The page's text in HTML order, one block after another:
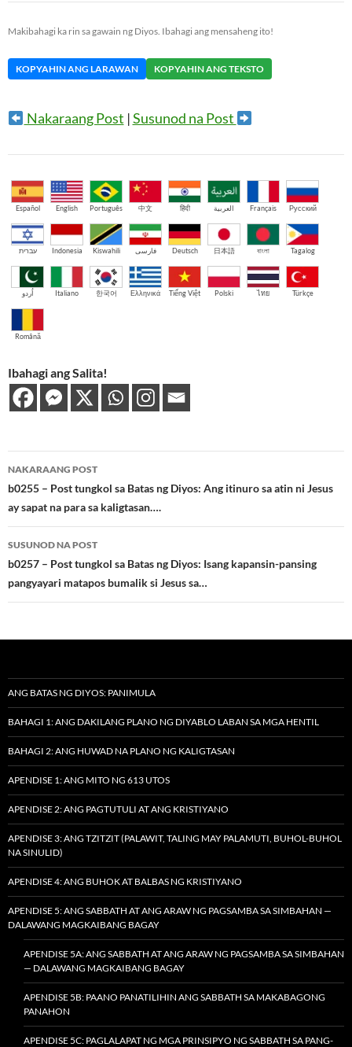
Makibahagi ka rin sa gawain ng Diyos. Ibahagi ang mensaheng ito!
KOPYAHIN ANG LARAWAN KOPYAHIN ANG TEKSTO
Nakaraang Post |Susunod na Post
Español English Português 中文 हिंदी العربية Français Русский
עברית Indonesia Kiswahili فارسی Deutsch 日本語 বাংলা Tagalog
اُردو Italiano 한국어 Ελληνικά Tiếng Việt Polski ไทย Türkçe
Română
Ibahagi ang Salita!
Post
navigation
NAKARAANG POST
b0255 – Post tungkol sa Batas ng Diyos: Ang itinuro sa atin ni Jesus
ay sapat na para sa kaligtasan….
SUSUNOD NA POST
b0257 – Post tungkol sa Batas ng Diyos: Isang kapansin-pansing
pangyayari matapos bumalik si Jesus sa…
ANG BATAS NG DIYOS: PANIMULA
BAHAGI 1: ANG DAKILANG PLANO NG DIYABLO LABAN SA MGA HENTIL
BAHAGI 2: ANG HUWAD NA PLANO NG KALIGTASAN
APENDISE 1: ANG MITO NG 613 UTOS
APENDISE 2: ANG PAGTUTULI AT ANG KRISTIYANO
APENDISE 3: ANG TZITZIT (PALAWIT, TALING MAY PALAMUTI, BUHOL-BUHOL
NA SINULID)
APENDISE 4: ANG BUHOK AT BALBAS NG KRISTIYANO
APENDISE 5: ANG SABBATH AT ANG ARAW NG PAGSAMBA SA SIMBAHAN —
DALAWANG MAGKAIBANG BAGAY
APENDISE 5A: ANG SABBATH AT ANG ARAW NG PAGSAMBA SA SIMBAHAN
— DALAWANG MAGKAIBANG BAGAY
APENDISE 5B: PAANO PANATILIHIN ANG SABBATH SA MAKABAGONG
PANAHON
APENDISE 5C: PAGLALAPAT NG MGA PRINSIPYO NG SABBATH SA PANG-